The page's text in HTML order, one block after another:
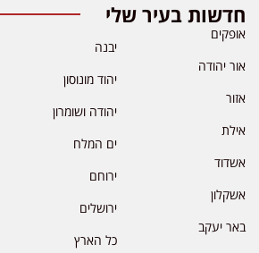
חדשות בעיר שלי
אופקים
אור יהודה
אזור
אילת
אשדוד
אשקלון
באר יעקב
יבנה
יהוד מונוסון
יהודה ושומרון
ים המלח
ירוחם
ירושלים
כל הארץ